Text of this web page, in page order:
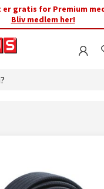
er gratis for Premium
Bliv medlem her!